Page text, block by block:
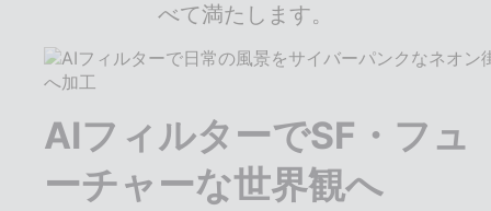
べて満たします。
AIフィルターでSF・フュ
ーチャーな世界観へ